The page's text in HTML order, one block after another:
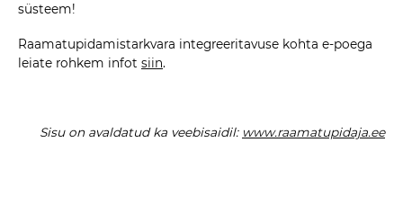
süsteem!
Raamatupidamistarkvara integreeritavuse kohta e-poega
leiate rohkem infot siin.
Sisu on avaldatud ka veebisaidil: www.raamatupidaja.ee